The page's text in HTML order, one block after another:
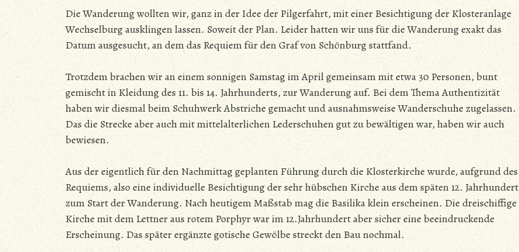
Die Wanderung wollten wir, ganz in der Idee der Pilgerfahrt, mit einer Besichtigung der Klosteranlage
Wechselburg ausklingen lassen. Soweit der Plan. Leider hatten wir uns für die Wanderung exakt das
Datum ausgesucht, an dem das Requiem für den Graf von Schönburg stattfand.
Trotzdem brachen wir an einem sonnigen Samstag im April gemeinsam mit etwa 30 Personen, bunt
gemischt in Kleidung des 11. bis 14. Jahrhunderts, zur Wanderung auf. Bei dem Thema Authentizität
haben wir diesmal beim Schuhwerk Abstriche gemacht und ausnahmsweise Wanderschuhe zugelassen.
Das die Strecke aber auch mit mittelalterlichen Lederschuhen gut zu bewältigen war, haben wir auch
bewiesen.
Aus der eigentlich für den Nachmittag geplanten Führung durch die Klosterkirche wurde, aufgrund des
Requiems, also eine individuelle Besichtigung der sehr hübschen Kirche aus dem späten 12. Jahrhundert
zum Start der Wanderung. Nach heutigem Maßstab mag die Basilika klein erscheinen. Die dreischiffige
Kirche mit dem Lettner aus rotem Porphyr war im 12.Jahrhundert aber sicher eine beeindruckende
Erscheinung. Das später ergänzte gotische Gewölbe streckt den Bau nochmal.